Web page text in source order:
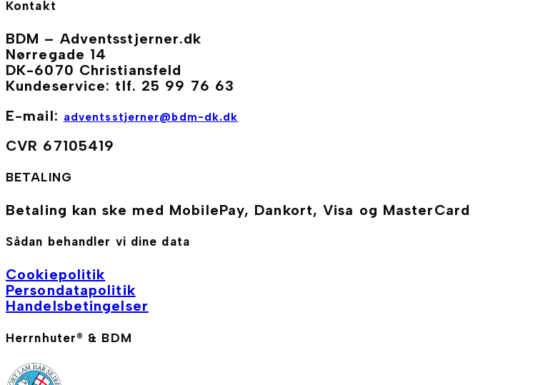
Kontakt
BDM – Adventsstjerner.dk
Nørregade 14
DK-6070 Christiansfeld
Kundeservice: tlf. 25 99 76 63
E-mail: adventsstjerner@bdm-dk.dk
CVR 67105419
BETALING
Betaling kan ske med MobilePay, Dankort, Visa og MasterCard
Sådan behandler vi dine data
Cookiepolitik
Persondatapolitik
Handelsbetingelser
Herrnhuter® & BDM